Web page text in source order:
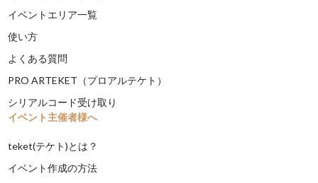
イベントエリア一覧
使い方
よくある質問
PRO ARTEKET（プロアルテケト）
シリアルコード受け取り
イベント主催者様へ
teket(テケト)とは？
イベント作成の方法